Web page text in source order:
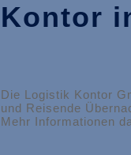
Kontor
Die Logistik Kontor
und Reisende
Mehr Informationen